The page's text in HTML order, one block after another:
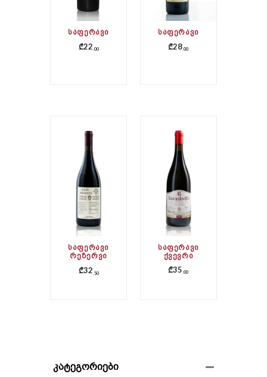
ᲡᲐᲤᲔᲠᲐᲕᲘ
₾22 00
ᲡᲐᲤᲔᲠᲐᲕᲘ
₾28 00
ᲡᲐᲤᲔᲠᲐᲕᲘ
ᲠᲔᲖᲔᲠᲕᲘ
₾32 50
ᲡᲐᲤᲔᲠᲐᲕᲘ
ᲥᲕᲔᲕᲠᲘ
₾35 00
კატეგორიები